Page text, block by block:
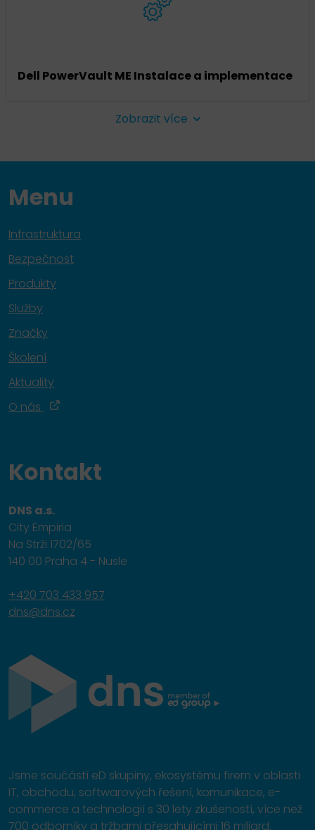
Dell PowerVault ME Instalace a implementace
Zobrazit více
Menu
Infrastruktura
Bezpečnost
Produkty
Služby
Značky
Školení
Aktuality
O nás
Kontakt
DNS a.s.
City Empiria
Na Strži 1702/65
140 00 Praha 4 - Nusle
+420 703 433 957
dns@dns.cz
Jsme součástí eD skupiny, ekosystému firem v oblasti
IT, obchodu, softwarových řešení, komunikace, e-
commerce a technologií s 30 lety zkušeností, více než
700 odborníky a tržbami přesahujícími 16 miliard.